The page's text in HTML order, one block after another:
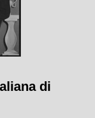
di